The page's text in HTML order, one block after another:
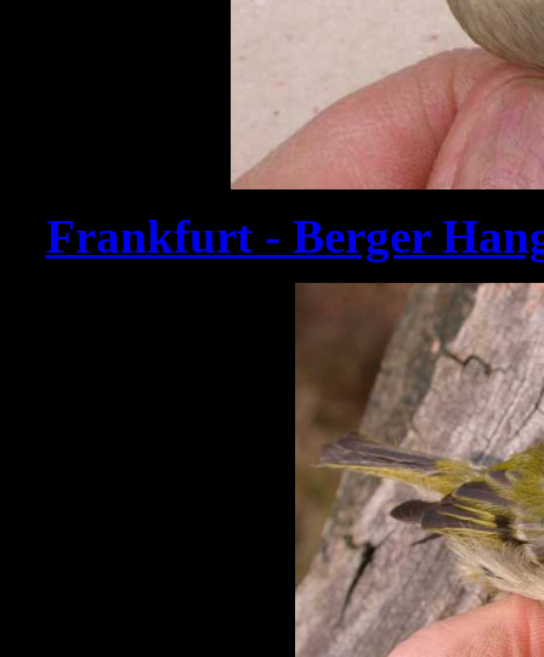
Frankfurt - Berger